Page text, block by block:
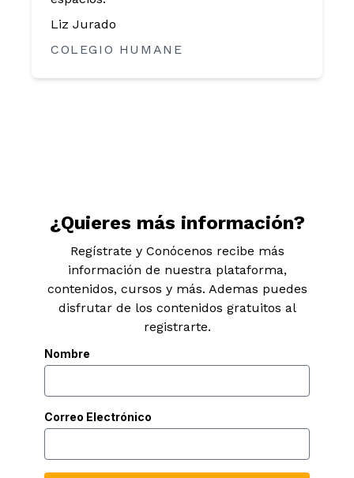
¿Quieres más información?
Regístrate y Conócenos recibe más
información de nuestra plataforma,
contenidos, cursos y más. Ademas puedes
disfrutar de los contenidos gratuitos al
registrarte.
Nombre
Correo Electrónico